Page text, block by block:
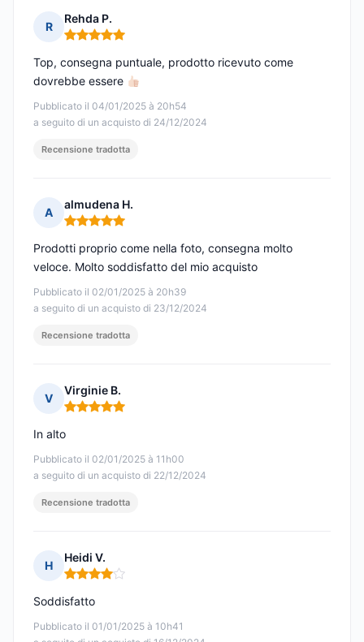
R
Rehda P.
Nota: 5 su 5
Pubblicato il 04/01/2025 à 20h54
a seguito di un acquisto di 24/12/2024
Top, consegna puntuale, prodotto ricevuto come
dovrebbe essere
Recensione tradotta
A
almudena H.
Nota: 5 su 5
Pubblicato il 02/01/2025 à 20h39
a seguito di un acquisto di 23/12/2024
Prodotti proprio come nella foto, consegna molto
veloce. Molto soddisfatto del mio acquisto
Recensione tradotta
V
Virginie B.
Nota: 5 su 5
Pubblicato il 02/01/2025 à 11h00
a seguito di un acquisto di 22/12/2024
In alto
Recensione tradotta
H
Heidi V.
Nota: 4 su 5
Pubblicato il 01/01/2025 à 10h41
Soddisfatto